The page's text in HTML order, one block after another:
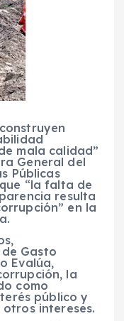
mala calidad”
General del
Públicas
“la falta de
resulta
en la
Gasto
Evalúa,
la
como
público y
intereses.